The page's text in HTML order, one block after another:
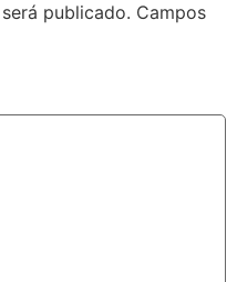
publicado. Campos
para a sua